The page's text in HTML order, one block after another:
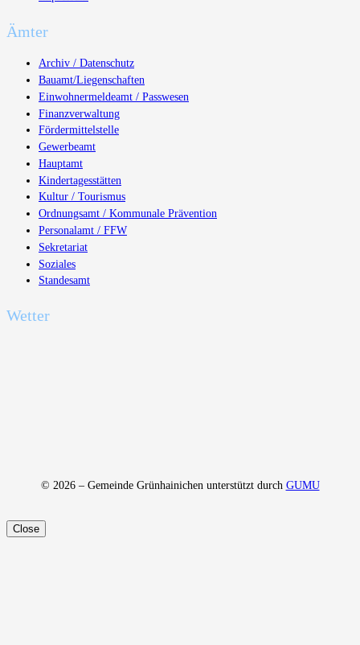
Ämter
Archiv / Datenschutz
Bauamt/Liegenschaften
Einwohnermeldeamt / Passwesen
Finanzverwaltung
Fördermittelstelle
Gewerbeamt
Hauptamt
Kindertagesstätten
Kultur / Tourismus
Ordnungsamt / Kommunale Prävention
Personalamt / FFW
Sekretariat
Soziales
Standesamt
Wetter
© 2026 – Gemeinde Grünhainichen unterstützt durch GUMU
Close